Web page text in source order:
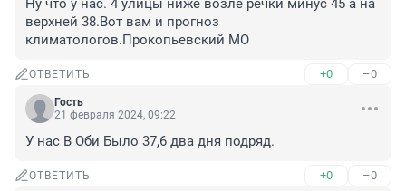
Ну что у нас. 4 улицы ниже возле речки минус 45 а на
верхней 38.Вот вам и прогноз
климатологов.Прокопьевский МО
ОТВЕТИТЬ +0 –0
Гость
21 февраля 2024, 09:22
У нас В Оби Было 37,6 два дня подряд.
ОТВЕТИТЬ +0 –0